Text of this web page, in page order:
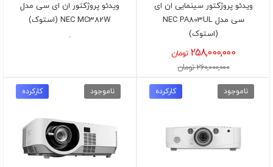
ویدئو پروژکتور سینمایی ان ای
سی مدل NEC PA803UL
(استوک)
258,000,000 تومان
260,000,000 تومان
ویدئو پروژکتور ان ای سی مدل
NEC MC382W (استوک)
-
ناموجود کارکرده ناموجود کارکرده